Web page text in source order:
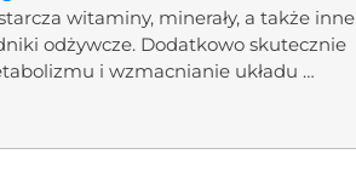
witaminy, minerały, a także inne
odżywcze. Dodatkowo skutecznie
i wzmacnianie układu …